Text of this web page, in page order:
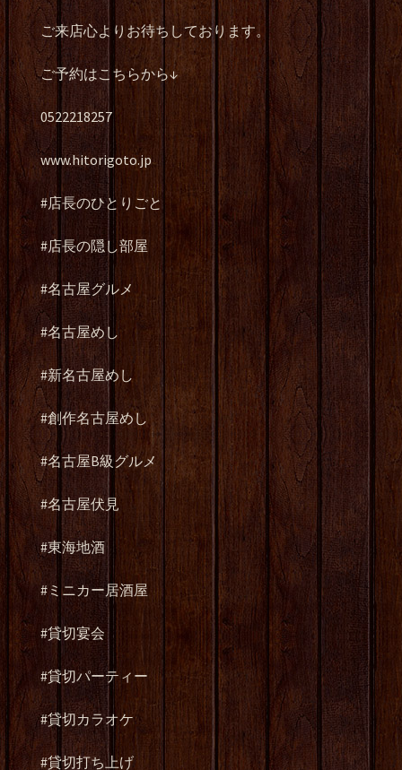
ご来店心よりお待ちしております。
ご予約はこちらから↓
0522218257
www.hitorigoto.jp
#店長のひとりごと
#店長の隠し部屋
#名古屋グルメ
#名古屋めし
#新名古屋めし
#創作名古屋めし
#名古屋B級グルメ
#名古屋伏見
#東海地酒
#ミニカー居酒屋
#貸切宴会
#貸切パーティー
#貸切カラオケ
#貸切打ち上げ